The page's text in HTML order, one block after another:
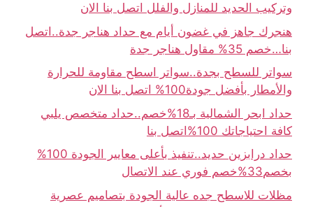
وتركيب الحديد للمنازل والفلل اتصل بنا الان
هنجرك جاهز في غضون أيام مع حداد هناجر جدة..اتصل
بنا…خصم 35% مقاول هناجر جدة
سواتر للسطح بجدة..سواتر اسطح مقاومة للحرارة
والأمطار بأفضل جودة100% اتصل بنا الان
حداد ابحر الشمالية بـ18%خصم..حداد متخصص يلبي
كافة احتياجاتك 100%اتصل بنا
حداد درابزين حديد..تنفيذ بأعلى معايير الجودة 100%
بخصم33%خصم فوري عند الاتصال
مظلات للاسطح جده عالية الجودة بتصاميم عصرية